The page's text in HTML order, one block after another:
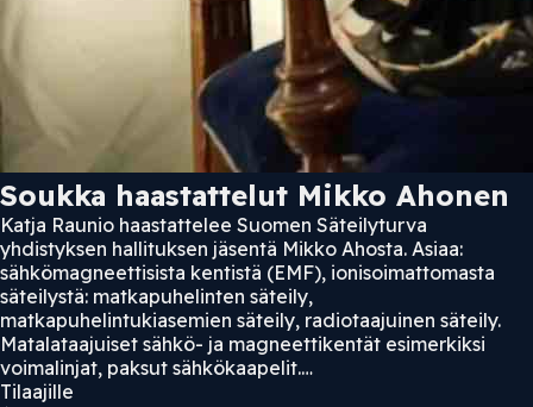
Soukka haastattelut Mikko Ahonen
Katja Raunio haastattelee Suomen Säteilyturva
yhdistyksen hallituksen jäsentä Mikko Ahosta. Asiaa:
sähkömagneettisista kentistä (EMF), ionisoimattomasta
säteilystä: matkapuhelinten säteily,
matkapuhelintukiasemien säteily, radiotaajuinen säteily.
Matalataajuiset sähkö- ja magneettikentät esimerkiksi
voimalinjat, paksut sähkökaapelit.…
Tilaajille